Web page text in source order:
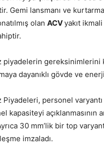
Gemi lansmanı ve
olan ACVyakıt
piyadelerin gereksinimlerini
dayanıklı gövde ve
Piyadeleri, personel
kapasiteyi açıklanmasının
30 mm’lik bir top
imzaladı.